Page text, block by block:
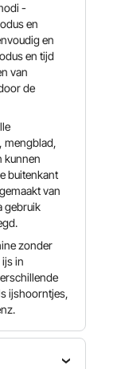
-
en
en
en tijd
van
de
mengblad,
kunnen
buitenkant
van
gebruik
zonder
in
ijshoorntjes,